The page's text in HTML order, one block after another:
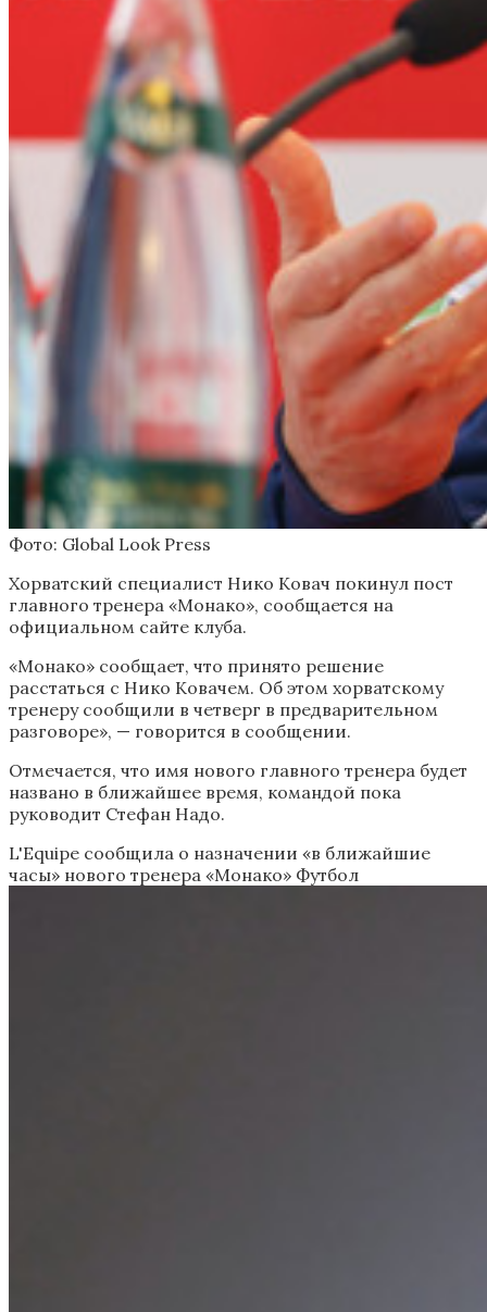
Фото: Global Look Press
Хорватский специалист Нико Ковач покинул пост
главного тренера «Монако», сообщается на
официальном сайте клуба.
«Монако» сообщает, что принято решение
расстаться с Нико Ковачем. Об этом хорватскому
тренеру сообщили в четверг в предварительном
разговоре», — говорится в сообщении.
Отмечается, что имя нового главного тренера будет
названо в ближайшее время, командой пока
руководит Стефан Надо.
L'Equipe сообщила о назначении «в ближайшие
часы» нового тренера «Монако» Футбол